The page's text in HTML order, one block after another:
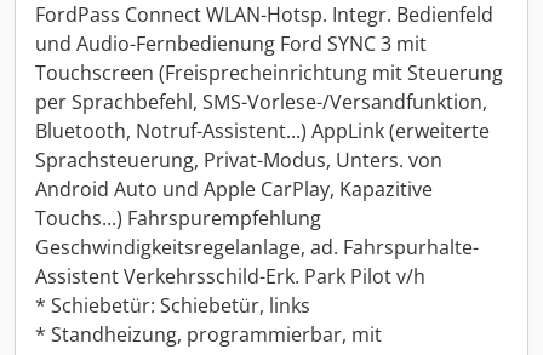
FordPass Connect WLAN-Hotsp. Integr. Bedienfeld
und Audio-Fernbedienung Ford SYNC 3 mit
Touchscreen (Freisprecheinrichtung mit Steuerung
per Sprachbefehl, SMS-Vorlese-/Versandfunktion,
Bluetooth, Notruf-Assistent...) AppLink (erweiterte
Sprachsteuerung, Privat-Modus, Unters. von
Android Auto und Apple CarPlay, Kapazitive
Touchs...) Fahrspurempfehlung
Geschwindigkeitsregelanlage, ad. Fahrspurhalte-
Assistent Verkehrsschild-Erk. Park Pilot v/h
* Schiebetür: Schiebetür, links
* Standheizung, programmierbar, mit